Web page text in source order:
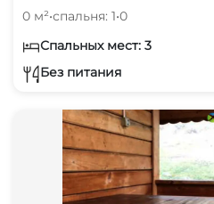
0 м²•спальня: 1•0
Спальных мест: 3
Без питания